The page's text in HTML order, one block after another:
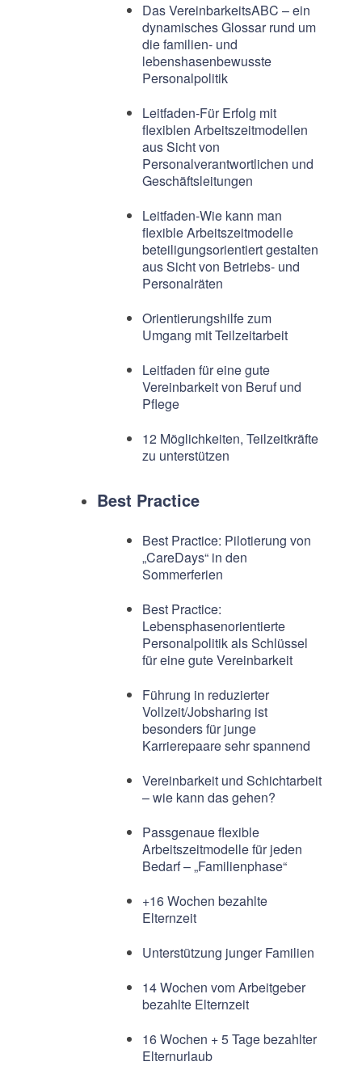
Das VereinbarkeitsABC – ein
dynamisches Glossar rund um
die familien- und
lebenshasenbewusste
Personalpolitik
Leitfaden-Für Erfolg mit
flexiblen Arbeitszeitmodellen
aus Sicht von
Personalverantwortlichen und
Geschäftsleitungen
Leitfaden-Wie kann man
flexible Arbeitszeitmodelle
beteiligungsorientiert gestalten
aus Sicht von Betriebs- und
Personalräten
Orientierungshilfe zum
Umgang mit Teilzeitarbeit
Leitfaden für eine gute
Vereinbarkeit von Beruf und
Pflege
12 Möglichkeiten, Teilzeitkräfte
zu unterstützen
Best Practice
Best Practice: Pilotierung von
„CareDays“ in den
Sommerferien
Best Practice:
Lebensphasenorientierte
Personalpolitik als Schlüssel
für eine gute Vereinbarkeit
Führung in reduzierter
Vollzeit/Jobsharing ist
besonders für junge
Karrierepaare sehr spannend
Vereinbarkeit und Schichtarbeit
– wie kann das gehen?
Passgenaue flexible
Arbeitszeitmodelle für jeden
Bedarf – „Familienphase“
+16 Wochen bezahlte
Elternzeit
Unterstützung junger Familien
14 Wochen vom Arbeitgeber
bezahlte Elternzeit
16 Wochen + 5 Tage bezahlter
Elternurlaub